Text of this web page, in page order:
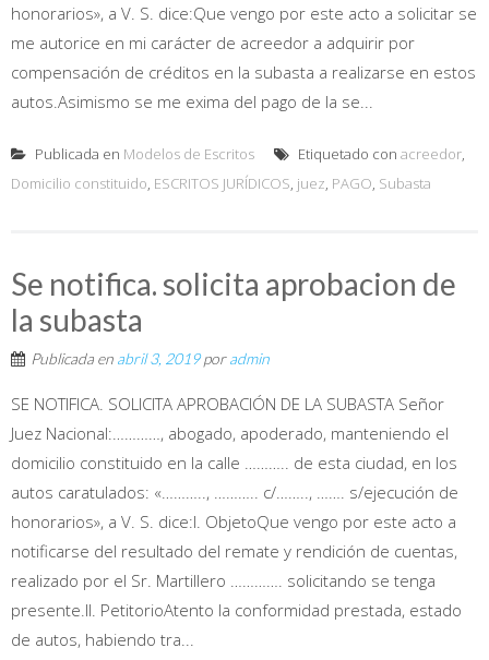
honorarios», a V. S. dice:Que vengo por este acto a solicitar se
me autorice en mi carácter de acreedor a adquirir por
compensación de créditos en la subasta a realizarse en estos
autos.Asimismo se me exima del pago de la se...
Publicada en Modelos de Escritos Etiquetado con acreedor,
Domicilio constituido, ESCRITOS JURÍDICOS, juez, PAGO, Subasta
Se notifica. solicita aprobacion de
la subasta
Publicada en abril 3, 2019poradmin
SE NOTIFICA. SOLICITA APROBACIÓN DE LA SUBASTA Señor
Juez Nacional:…………, abogado, apoderado, manteniendo el
domicilio constituido en la calle ……….. de esta ciudad, en los
autos caratulados: «……….., ……….. c/…….., ……. s/ejecución de
honorarios», a V. S. dice:I. ObjetoQue vengo por este acto a
notificarse del resultado del remate y rendición de cuentas,
realizado por el Sr. Martillero …………. solicitando se tenga
presente.II. PetitorioAtento la conformidad prestada, estado
de autos, habiendo tra...